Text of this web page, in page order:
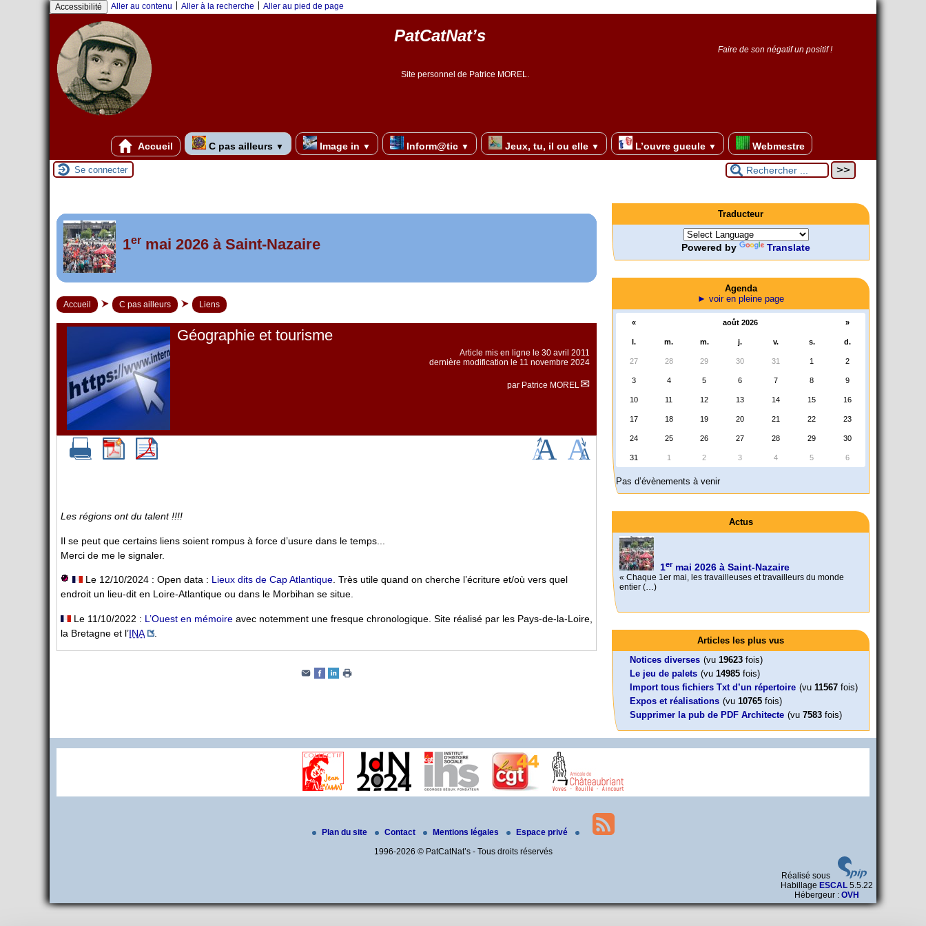
Panneau de gestion des cookies
Accessibilité Aller au contenu Aller à la recherche Aller au pied de page
PatCatNat’s
Faire de son négatif un positif !
Site personnel de Patrice MOREL.
Accueil C pas ailleurs ▼ Image in ▼ Inform@tic ▼ Jeux, tu, il ou elle ▼ L’ouvre gueule ▼ Webmestre
Se connecter
Foutez-nous la paix !
1er mai 2026 à Saint-Nazaire
Accueil C pas ailleurs Liens
Géographie et tourisme
Article mis en ligne le 30 avril 2011
dernière modification le 11 novembre 2024
par Patrice MOREL
Les régions ont du talent !!!!
Il se peut que certains liens soient rompus à force d’usure dans le temps...
Merci de me le signaler.
Le 12/10/2024 : Open data : Lieux dits de Cap Atlantique . Très utile quand on cherche l’écriture et/où vers quel
endroit un lieu-dit en Loire-Atlantique ou dans le Morbihan se situe.
Le 11/10/2022 : L’Ouest en mémoire avec notemment une fresque chronologique. Site réalisé par les Pays-de-la-Loire,
la Bretagne et l’INA
Traducteur
Powered by Translate
Agenda
► voir en pleine page
« août 2026 »
l. m. m. j. v. s. d.
27 28 29 30 31 1 2
3 4 5 6 7 8 9
10 11 12 13 14 15 16
17 18 19 20 21 22 23
24 25 26 27 28 29 30
31 1 2 3 4 5 6
Pas d’évènements à venir
Actus
1ermai 2026 à Saint-Nazaire
« Chaque 1er mai, les travailleuses et travailleurs du monde
entier (…)
Foutez-nous la paix !
Aujourd’hui, mercredi 18 mars 2026, le président de la
République Emmanuel (…)
Leonard Peltier libre !
Leonard Peltier, un Amérindien condamné deux fois à la prison à
vie pour un (…)
En Pays-de-la-Loire le couperet est
« La présidente Horizons de la région Pays de la Loire veut faire
Mon CV... Cette perle indique une nouveauté, ou le dernier
Articles les plus vus
Notices diverses (vu 19623 fois)
Le jeu de palets (vu 14985 fois)
Import tous fichiers Txt d’un répertoire (vu 11567 fois)
Expos et réalisations (vu 10765 fois)
Supprimer la pub de PDF Architecte (vu 7583 fois)
Plan du site Contact Mentions légales
Espace privé
1996-2026 © PatCatNat’s - Tous droits réservés
Réalisé sous
Habillage ESCAL 5.5.22
Hébergeur : OVH